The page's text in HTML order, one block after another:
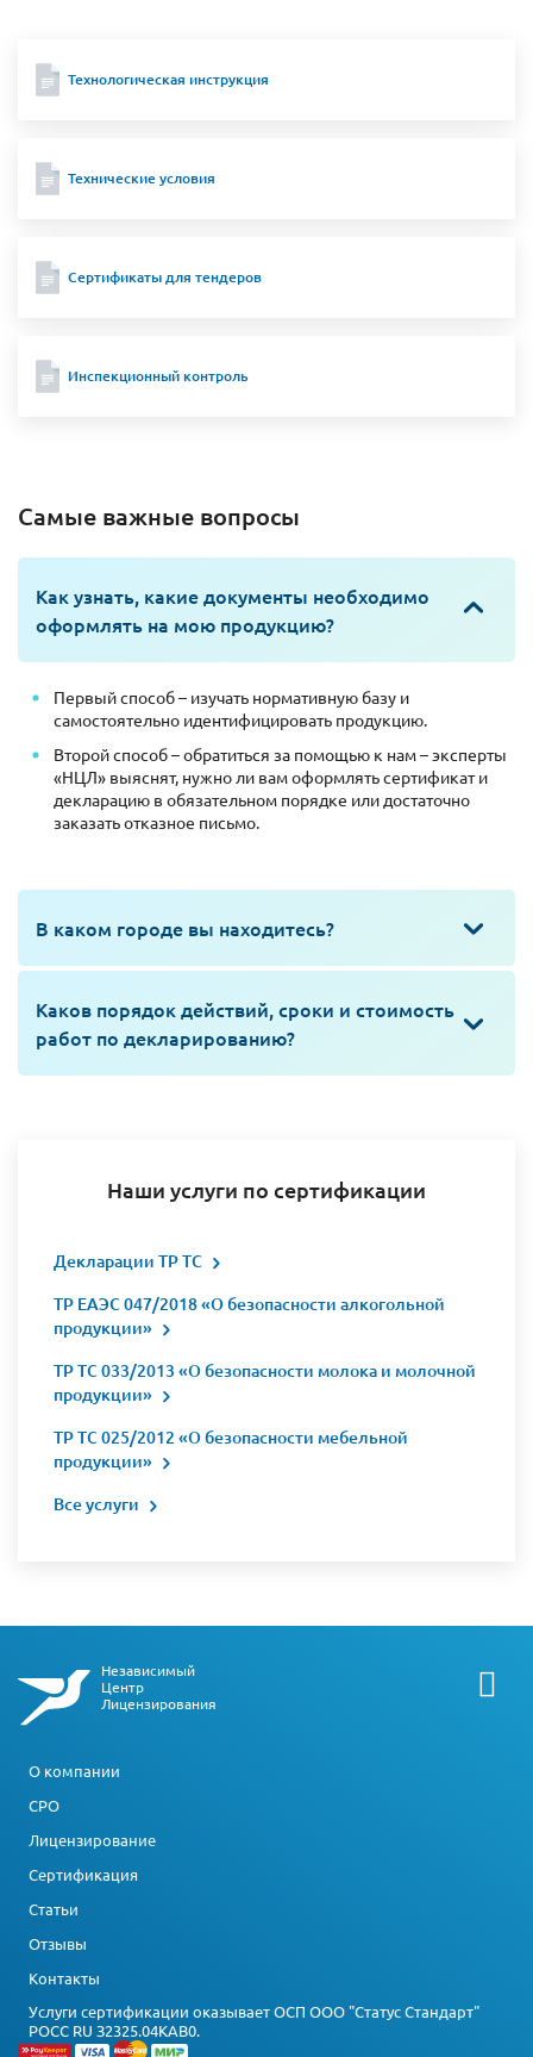
Технологическая инструкция
Технические условия
Сертификаты для тендеров
Инспекционный контроль
Самые важные вопросы
Как узнать, какие документы необходимо
оформлять на мою продукцию?
Первый способ – изучать нормативную базу и
самостоятельно идентифицировать продукцию.
Второй способ – обратиться за помощью к нам – эксперты
«НЦЛ» выяснят, нужно ли вам оформлять сертификат и
декларацию в обязательном порядке или достаточно
заказать отказное письмо.
В каком городе вы находитесь?
Каков порядок действий, сроки и стоимость
работ по декларированию?
Наши услуги по сертификации
Декларации ТР ТС
ТР ЕАЭС 047/2018 «О безопасности алкогольной
продукции»
ТР ТС 033/2013 «О безопасности молока и молочной
продукции»
ТР ТС 025/2012 «О безопасности мебельной
продукции»
Все услуги
Независимый
Центр
Лицензирования
О компании
СРО
Лицензирование
Сертификация
Статьи
Отзывы
Контакты
Услуги сертификации оказывает ОСП ООО "Статус Стандарт"
РОСС RU З2325.04КАВ0.